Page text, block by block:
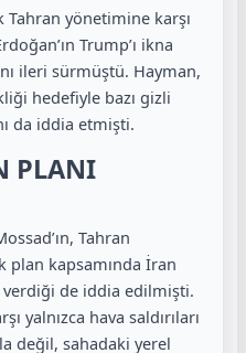
Tahran yönetimine karşı
Trump’ı ikna
ileri sürmüştü. Hayman,
hedefiyle bazı gizli
da iddia etmişti.
PLANI
Tahran
kapsamında İran
de iddia edilmişti.
yalnızca hava saldırıları
değil, sahadaki yerel